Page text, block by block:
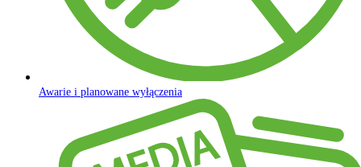
Awarie i planowane wyłączenia